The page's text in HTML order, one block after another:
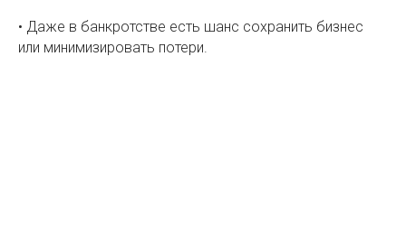
• Даже в банкротстве есть шанс сохранить бизнес
или минимизировать потери.